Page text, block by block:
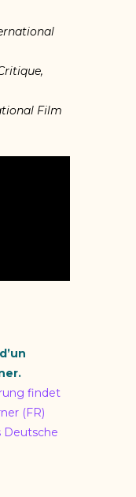
Film
findet
(FR)
Deutsche